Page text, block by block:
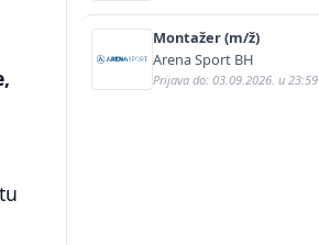
Montažer (m/ž)
Arena Sport BH
Prijava do: 03.09.2026. u 23:59